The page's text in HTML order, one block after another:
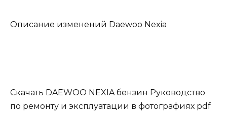
Описание изменений Daewoo Nexia
Скачать DAEWOO NEXIA бензин Руководство
по ремонту и эксплуатации в фотографиях pdf